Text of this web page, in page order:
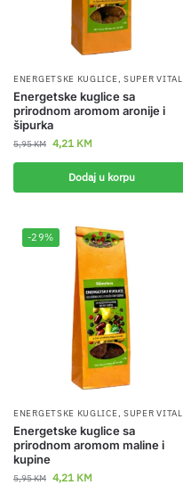
ENERGETSKE KUGLICE,SUPER VITAL
Energetske kuglice sa
prirodnom aromom aronije i
šipurka
5,95KM 4,21 KM
Dodaj u korpu
-29%
ENERGETSKE KUGLICE,SUPER VITAL
Energetske kuglice sa
prirodnom aromom maline i
kupine
5,95KM 4,21 KM